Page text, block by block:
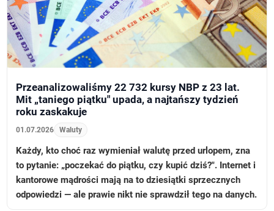
Przeanalizowaliśmy 22 732 kursy NBP z 23 lat.
Mit „taniego piątku" upada, a najtańszy tydzień
roku zaskakuje
01.07.2026 Waluty
Każdy, kto choć raz wymieniał walutę przed urlopem, zna
to pytanie: „poczekać do piątku, czy kupić dziś?". Internet i
kantorowe mądrości mają na to dziesiątki sprzecznych
odpowiedzi — ale prawie nikt nie sprawdził tego na danych.